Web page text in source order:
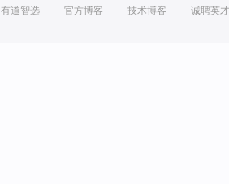
有道智选 官方博客 技术博客 诚聘英才